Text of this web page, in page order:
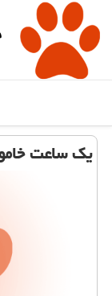
یك ساعت